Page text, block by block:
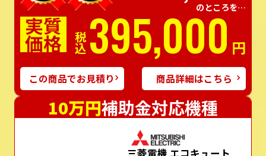
のところを…
実質
価格 税込395,000 円
この商品でお見積り 商品詳細はこちら
10万円補助金対応機種